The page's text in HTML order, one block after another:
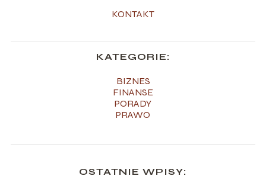
KONTAKT
KATEGORIE:
BIZNES
FINANSE
PORADY
PRAWO
OSTATNIE WPISY: